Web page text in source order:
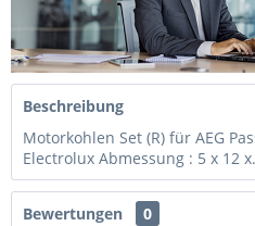
Beschreibung
Motorkohlen Set (R) für AEG
Electrolux Abmessung : 5 x 12
Bewertungen
0